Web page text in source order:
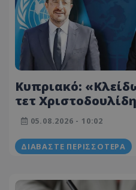
Κυπριακό:
τετ
Όλα τα βλέμματα
05.08.2026 - 10:02
ΔΙΑΒΆΣΤΕ ΠΕΡΙΣΣΌΤΕΡΑ